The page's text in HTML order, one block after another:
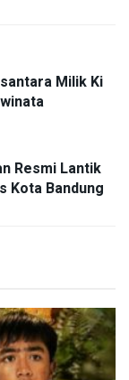
Milik Ki
Resmi Lantik
Kota Bandung